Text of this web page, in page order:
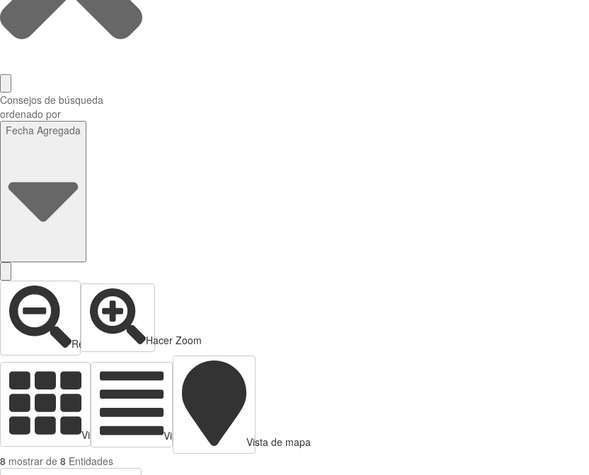
Consejos de búsqueda
ordenado por
Fecha Agregada
Reducir zoom Hacer Zoom
Vista de tarjetas Vista de Tabla
Vista de mapa
8 mostrar de 8 Entidades